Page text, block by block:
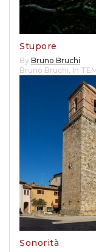
Stupore
By Bruno Bruchi
Bruno Bruchi, In
Sonorità